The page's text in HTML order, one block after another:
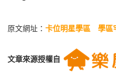
原文網址： 卡位明星學區 學區
文章來源授權自